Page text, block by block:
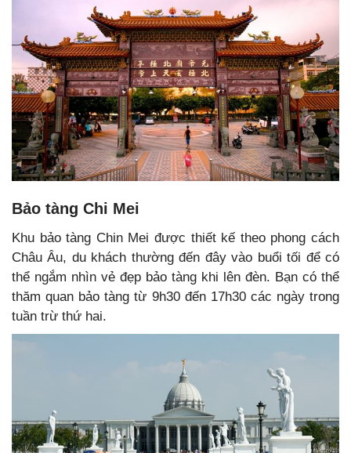
Bảo tàng Chi Mei
Khu bảo tàng Chin Mei được thiết kế theo phong cách
Châu Âu, du khách thường đến đây vào buổi tối để có
thể ngắm nhìn vẻ đẹp bảo tàng khi lên đèn. Bạn có thể
thăm quan bảo tàng từ 9h30 đến 17h30 các ngày trong
tuần trừ thứ hai.